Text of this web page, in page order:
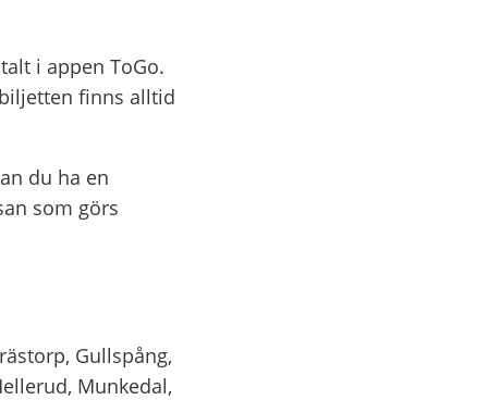
i appen ToGo.
finns alltid
du ha en
som görs
Gullspång,
Munkedal,